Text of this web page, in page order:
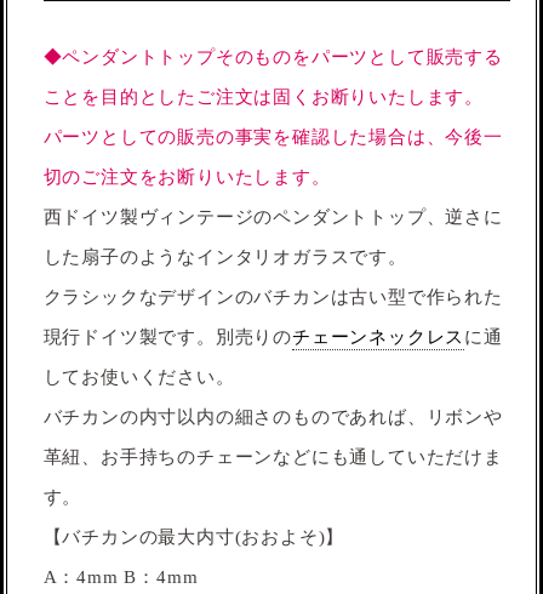
◆ペンダントトップそのものをパーツとして販売する
ことを目的としたご注文は固くお断りいたします。
パーツとしての販売の事実を確認した場合は、今後一
切のご注文をお断りいたします。
西ドイツ製ヴィンテージのペンダントトップ、逆さに
した扇子のようなインタリオガラスです。
クラシックなデザインのバチカンは古い型で作られた
現行ドイツ製です。別売りのチェーンネックレス に通
してお使いください。
バチカンの内寸以内の細さのものであれば、リボンや
革紐、お手持ちのチェーンなどにも通していただけま
す。
【バチカンの最大内寸(おおよそ)】
A：4mm B：4mm